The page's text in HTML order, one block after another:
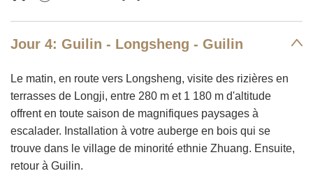
Jour 4: Guilin - Longsheng - Guilin
Le matin, en route vers Longsheng, visite des rizières en
terrasses de Longji, entre 280 m et 1 180 m d'altitude
offrent en toute saison de magnifiques paysages à
escalader. Installation à votre auberge en bois qui se
trouve dans le village de minorité ethnie Zhuang. Ensuite,
retour à Guilin.